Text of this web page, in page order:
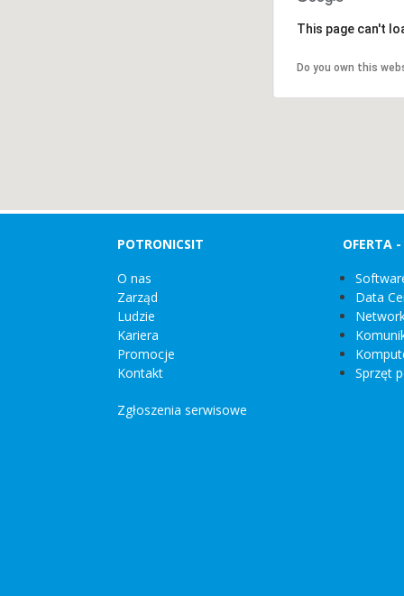
This page can't
Do you own this
POTRONICSIT
O nas
Zarząd
Ludzie
Kariera
Promocje
Kontakt
Zgłoszenia serwisowe
OFERTA
Data
Sprzęt